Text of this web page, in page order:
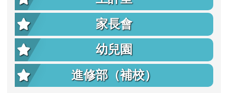
家長會
幼兒園
進修部（補校）